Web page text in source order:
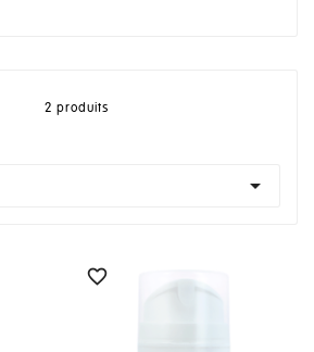
2 produits

